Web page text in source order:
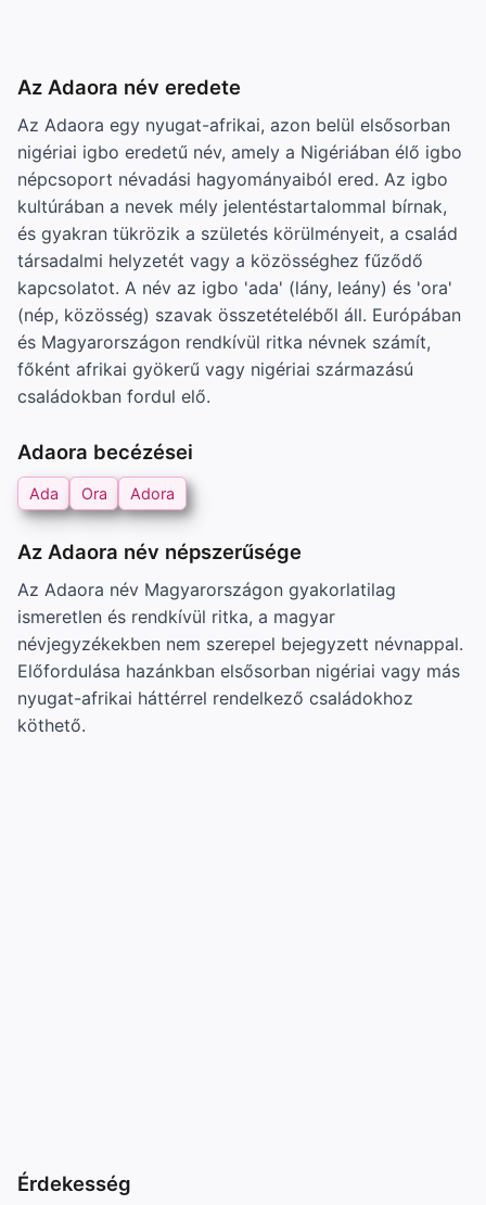
Az Adaora név eredete
Az Adaora egy nyugat-afrikai, azon belül elsősorban
nigériai igbo eredetű név, amely a Nigériában élő igbo
népcsoport névadási hagyományaiból ered. Az igbo
kultúrában a nevek mély jelentéstartalommal bírnak,
és gyakran tükrözik a születés körülményeit, a család
társadalmi helyzetét vagy a közösséghez fűződő
kapcsolatot. A név az igbo 'ada' (lány, leány) és 'ora'
(nép, közösség) szavak összetételéből áll. Európában
és Magyarországon rendkívül ritka névnek számít,
főként afrikai gyökerű vagy nigériai származású
családokban fordul elő.
Adaora becézései
Ada Ora Adora
Az Adaora név népszerűsége
Az Adaora név Magyarországon gyakorlatilag
ismeretlen és rendkívül ritka, a magyar
névjegyzékekben nem szerepel bejegyzett névnappal.
Előfordulása hazánkban elsősorban nigériai vagy más
nyugat-afrikai háttérrel rendelkező családokhoz
köthető.
Érdekesség